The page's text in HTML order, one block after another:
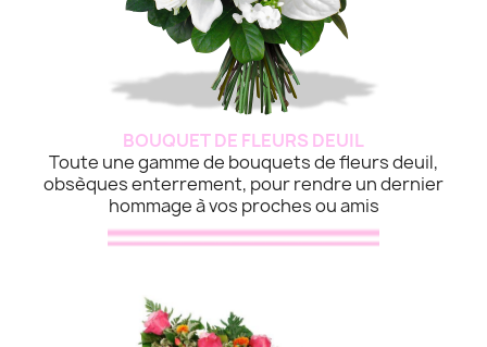
BOUQUET DE FLEURS DEUIL
Toute une gamme de bouquets de fleurs deuil,
obsèques enterrement, pour rendre un dernier
hommage à vos proches ou amis